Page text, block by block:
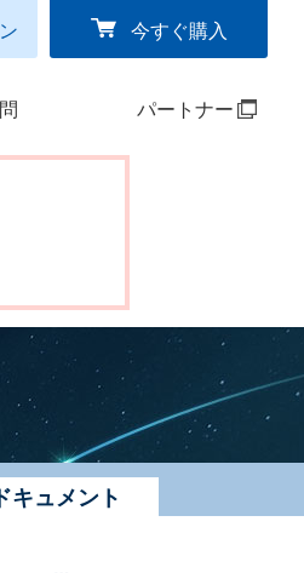
今すぐ購入
パートナー
キュメント